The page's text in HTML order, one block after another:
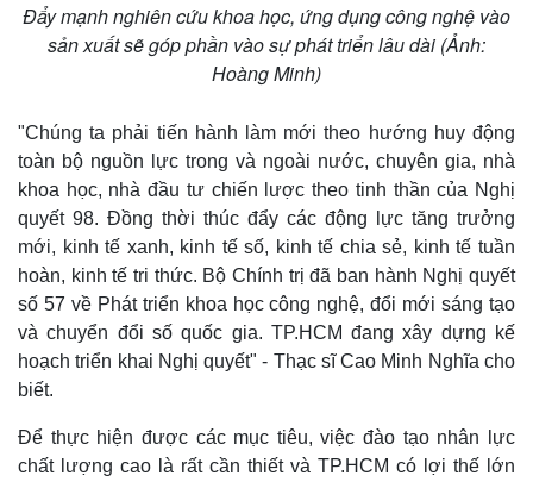
Thông tin doanh nghiệp
Doanh nghiệp 24h
Doanh nhân
Vì cộng đồng
Sành điệu
Tin Công nghệ
Trải nghiệm
Chuyển đổi số
Đẩy mạnh nghiên cứu khoa học, ứng dụng công nghệ vào
sản xuất sẽ góp phần vào sự phát triển lâu dài (Ảnh:
Hoàng Minh)
"Chúng ta phải tiến hành làm mới theo hướng huy động
toàn bộ nguồn lực trong và ngoài nước, chuyên gia, nhà
khoa học, nhà đầu tư chiến lược theo tinh thần của Nghị
quyết 98. Đồng thời thúc đẩy các động lực tăng trưởng
mới, kinh tế xanh, kinh tế số, kinh tế chia sẻ, kinh tế tuần
hoàn, kinh tế tri thức. Bộ Chính trị đã ban hành Nghị quyết
số 57 về Phát triển khoa học công nghệ, đổi mới sáng tạo
và chuyển đổi số quốc gia. TP.HCM đang xây dựng kế
hoạch triển khai Nghị quyết" - Thạc sĩ Cao Minh Nghĩa cho
biết.
Để thực hiện được các mục tiêu, việc đào tạo nhân lực
chất lượng cao là rất cần thiết và TP.HCM có lợi thế lớn